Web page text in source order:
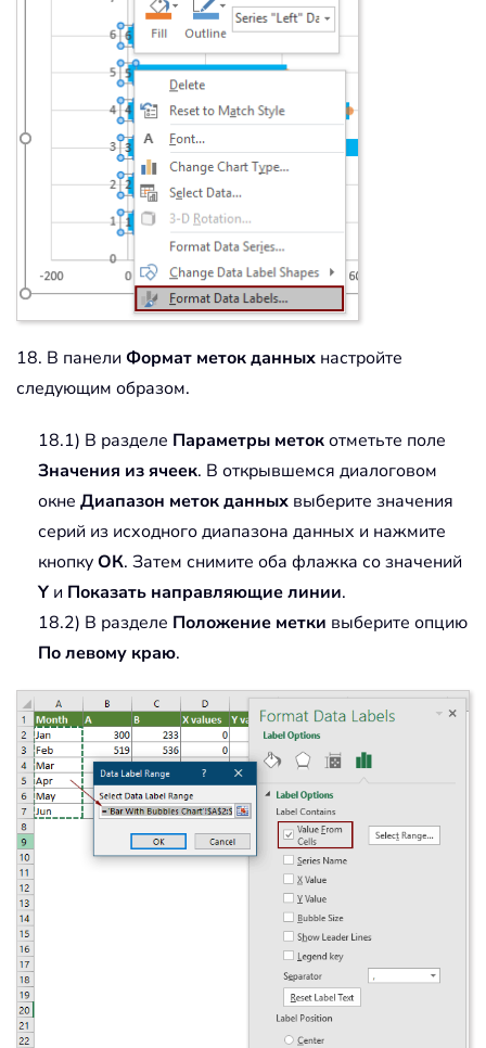
18. В панели Формат меток данных настройте
следующим образом.
18.1) В разделе Параметры метокотметьте поле
Значения из ячеек. В открывшемся диалоговом
окне Диапазон меток данных выберите значения
серий из исходного диапазона данных и нажмите
кнопкуОК. Затем снимите оба флажка со значений
Y и Показать направляющие линии.
18.2) В разделе Положение метки выберите опцию
По левому краю.